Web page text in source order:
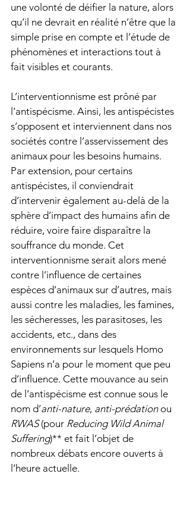
une volonté de déifier la nature, alors
qu’il ne devrait en réalité n’être que la
simple prise en compte et l’étude de
phénomènes et interactions tout à
fait visibles et courants.
L’interventionnisme est prôné par
l’antispécisme. Ainsi, les antispécistes
s’opposent et interviennent dans nos
sociétés contre l’asservissement des
animaux pour les besoins humains.
Par extension, pour certains
antispécistes, il conviendrait
d’intervenir également au-delà de la
sphère d’impact des humains afin de
réduire, voire faire disparaître la
souffrance du monde. Cet
interventionnisme serait alors mené
contre l’influence de certaines
espèces d’animaux sur d’autres, mais
aussi contre les maladies, les famines,
les sécheresses, les parasitoses, les
accidents, etc., dans des
environnements sur lesquels Homo
Sapiens n’a pour le moment que peu
d’influence. Cette mouvance au sein
de l’antispécisme est connue sous le
nom d’anti-nature, anti-prédation ou
RWAS (pour Reducing Wild Animal
Suffering)** et fait l’objet de
nombreux débats encore ouverts à
l’heure actuelle.